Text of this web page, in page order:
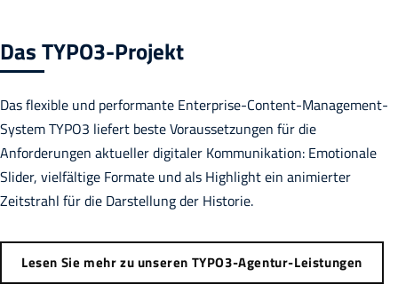
Das TYPO3-Projekt
Das flexible und performante Enterprise-Content-Management-
System TYPO3 liefert beste Voraussetzungen für die
Anforderungen aktueller digitaler Kommunikation: Emotionale
Slider, vielfältige Formate und als Highlight ein animierter
Zeitstrahl für die Darstellung der Historie.
Lesen Sie mehr zu unseren TYPO3-Agentur-Leistungen